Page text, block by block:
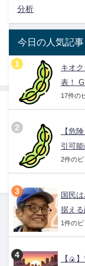
分析
今日の人気記事
キオ
表！
17件の
【危
引可
2件のビ
国民
据え
1件のビ
【🍙